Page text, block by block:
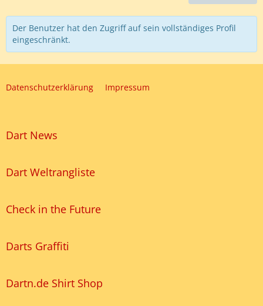
Der Benutzer hat den Zugriff auf sein vollständiges Profil
eingeschränkt.
Datenschutzerklärung Impressum
Dart News
Dart Weltrangliste
Check in the Future
Darts Graffiti
Dartn.de Shirt Shop